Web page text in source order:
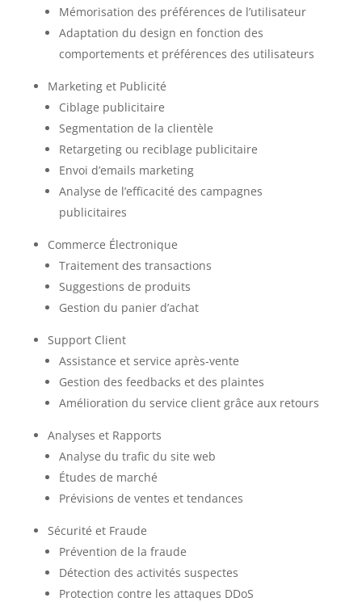
Mémorisation des préférences de l’utilisateur
Adaptation du design en fonction des
comportements et préférences des utilisateurs
Marketing et Publicité
Ciblage publicitaire
Segmentation de la clientèle
Retargeting ou reciblage publicitaire
Envoi d’emails marketing
Analyse de l’efficacité des campagnes
publicitaires
Commerce Électronique
Traitement des transactions
Suggestions de produits
Gestion du panier d’achat
Support Client
Assistance et service après-vente
Gestion des feedbacks et des plaintes
Amélioration du service client grâce aux retours
Analyses et Rapports
Analyse du trafic du site web
Études de marché
Prévisions de ventes et tendances
Sécurité et Fraude
Prévention de la fraude
Détection des activités suspectes
Protection contre les attaques DDoS